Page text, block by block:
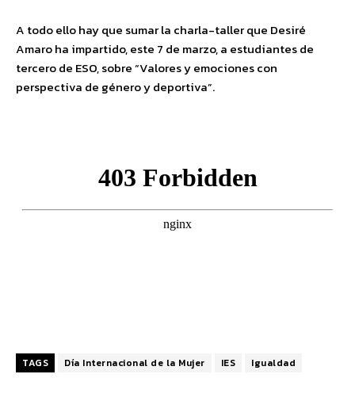
A todo ello hay que sumar la charla-taller que Desiré
Amaro ha impartido, este 7 de marzo, a estudiantes de
tercero de ESO, sobre “Valores y emociones con
perspectiva de género y deportiva”.
TAGS Día Internacional de la Mujer IES Igualdad